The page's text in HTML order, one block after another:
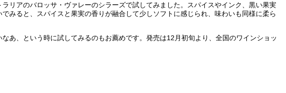
アのバロッサ・ヴァレーのシラーズで試してみました。スパイスやインク、黒い果実
みると、スパイスと果実の香りが融合して少しソフトに感じられ、味わいも同様に柔ら
あ、という時に試してみるのもお薦めです。発売は12月初旬より、全国のワインショッ